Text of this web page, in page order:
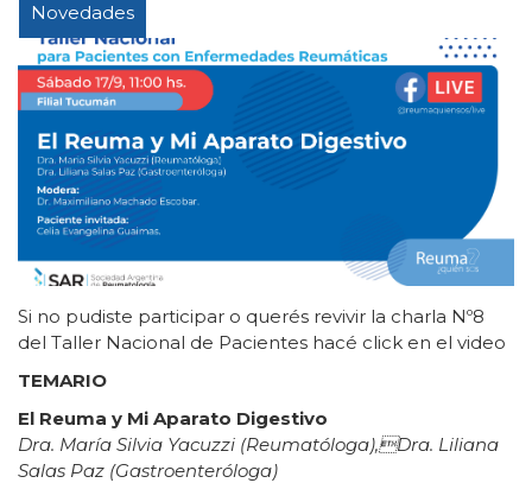
Novedades
Si no pudiste participar o querés revivir la charla Nº8
del Taller Nacional de Pacientes hacé click en el video
TEMARIO
El Reuma y Mi Aparato Digestivo
Dra. María Silvia Yacuzzi (Reumatóloga),Dra. Liliana
Salas Paz (Gastroenteróloga)